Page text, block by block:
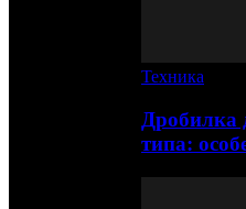
Техника
Дробилка
типа: